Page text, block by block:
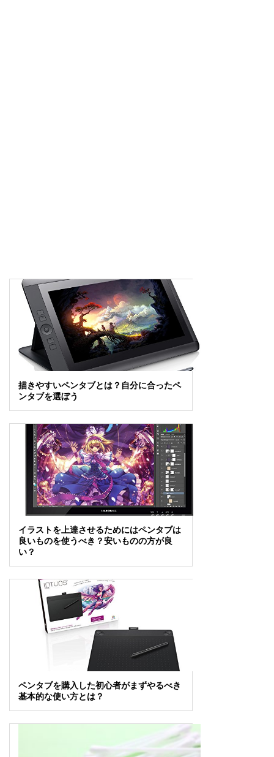
描きやすいペンタブとは？自分に合ったペ
ンタブを選ぼう
イラストを上達させるためにはペンタブは
良いものを使うべき？安いものの方が良
い？
ペンタブを購入した初心者がまずやるべき
基本的な使い方とは？